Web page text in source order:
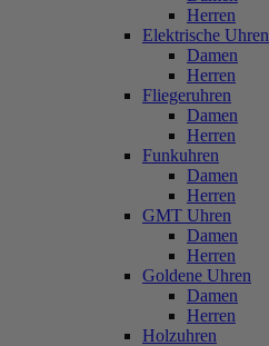
Herren
Elektrische Uhren
Damen
Herren
Fliegeruhren
Damen
Herren
Funkuhren
Damen
Herren
GMT Uhren
Damen
Herren
Goldene Uhren
Damen
Herren
Holzuhren